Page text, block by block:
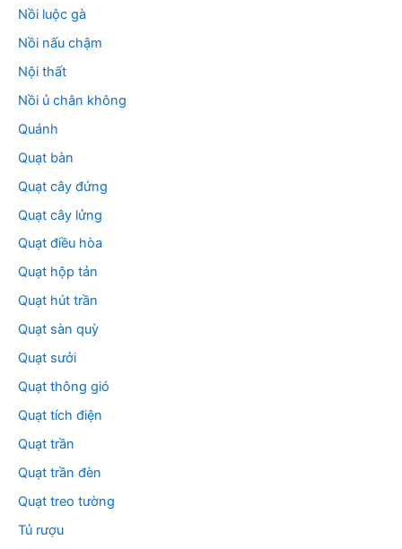
Nồi luộc gà
Nồi nấu chậm
Nội thất
Nồi ủ chân không
Quánh
Quạt bàn
Quạt cây đứng
Quạt cây lửng
Quạt điều hòa
Quạt hộp tản
Quạt hút trần
Quạt sàn quỳ
Quạt sưởi
Quạt thông gió
Quạt tích điện
Quạt trần
Quạt trần đèn
Quạt treo tường
Tủ rượu